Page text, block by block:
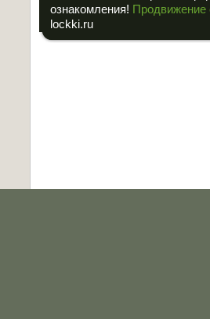
ознакомления! Продвижение
lockki.ru